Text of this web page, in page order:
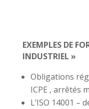
EXEMPLES DE
INDUSTRIEL »
Obligations
ICPE , arrêtés
L’ISO 14001 –